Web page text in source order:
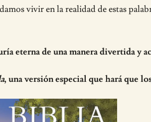
vivir en la realidad de estas
eterna de una manera divertida y
, una versión especial que hará que